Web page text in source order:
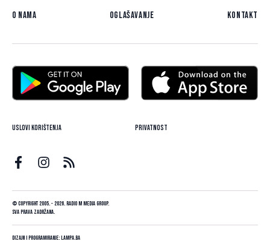
O nama Oglašavanje Kontakt
Uslovi korištenja Privatnost
© Copyright 2005. - 2026. Radio M Media Group.
Sva prava zadržana.
Dizajn i programiranje:Lampa.ba